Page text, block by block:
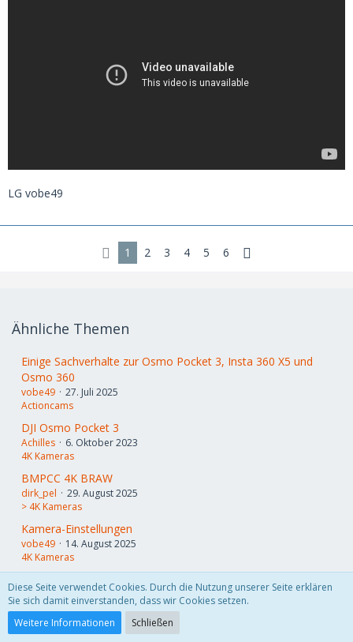
LG vobe49
1 2 3 4 5 6
Ähnliche Themen
Einige Sachverhalte zur Osmo Pocket 3, Insta 360 X5 und
Osmo 360
vobe49
27. Juli 2025
Actioncams
DJI Osmo Pocket 3
Achilles
6. Oktober 2023
4K Kameras
BMPCC 4K BRAW
dirk_pel
29. August 2025
> 4K Kameras
Kamera-Einstellungen
vobe49
14. August 2025
4K Kameras
Datenschutzerklärung Impressum
Diese Seite verwendet Cookies. Durch die Nutzung unserer Seite erklären
Sie sich damit einverstanden, dass wir Cookies setzen.
Weitere Informationen
Schließen